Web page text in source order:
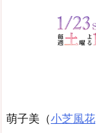
萌子美（小芝風花